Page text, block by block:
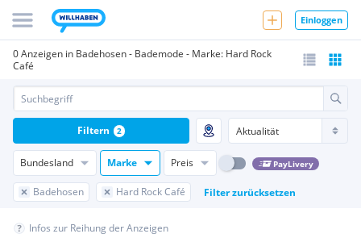
Einloggen
0 Anzeigen in Badehosen - Bademode - Marke: Hard Rock
Café
Bundesland Marke Preis PayLivery
Badehosen Hard Rock Café Filter zurücksetzen
Filtern 2
Infos zur Reihung der Anzeigen